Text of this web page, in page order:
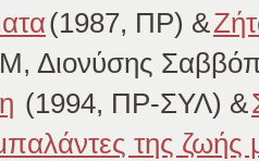
(1987, ΠΡ) &
Διονύσης
(1994, ΠΡ-ΣΥΛ) &
της ζωής